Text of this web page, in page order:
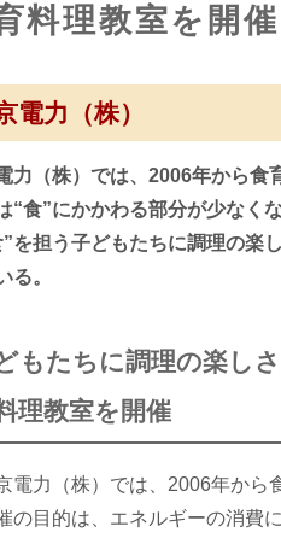
料理教室を開催
電力（株）
力（株）では、2006年から食
“食”にかかわる部分が少なく
”を担う子どもたちに調理の楽
る。
もたちに調理の楽し
理教室を開催
電力（株）では、2006年から
の目的は、エネルギーの消費